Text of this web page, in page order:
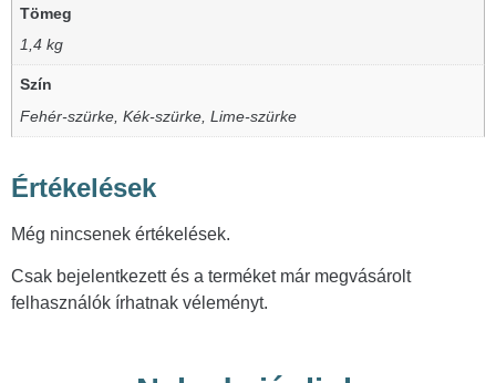
Tömeg
1,4 kg
Szín
Fehér-szürke, Kék-szürke, Lime-szürke
Értékelések
Még nincsenek értékelések.
Csak bejelentkezett és a terméket már megvásárolt
felhasználók írhatnak véleményt.